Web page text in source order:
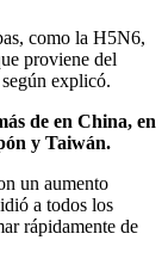
como la H5N6,
proviene del
explicó.
de en China, en
y Taiwán.
un aumento
a todos los
rápidamente de